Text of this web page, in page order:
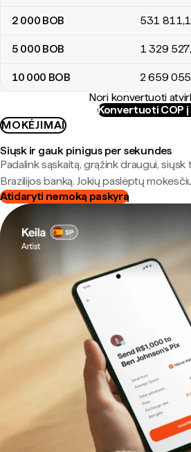
2 000 BOB 531 811
5 000 BOB 1 329 527
10 000 BOB 2 659 055
Nori konvertuoti
Konvertuoti COP į
MOKĖJIMAI
Siųsk ir gauk pinigus per sekundes
Padalink sąskaitą, grąžink draugui, siųsk
Brazilijos banką. Jokių paslėptų
Atidaryti nemoką paskyrą